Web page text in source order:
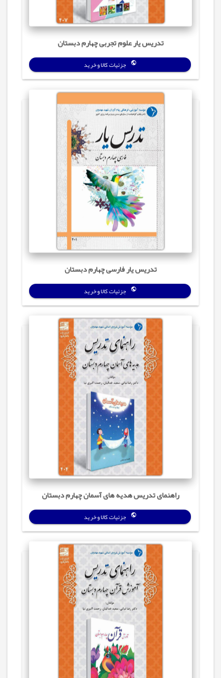
تدریس‌ یار علوم تجربی چهارم دبستان
جزئیات کالا و خرید
تدریس‌ یار فارسی چهارم دبستان
جزئیات کالا و خرید
راهنمای تدریس هدیه های آسمان چهارم دبستان
جزئیات کالا و خرید